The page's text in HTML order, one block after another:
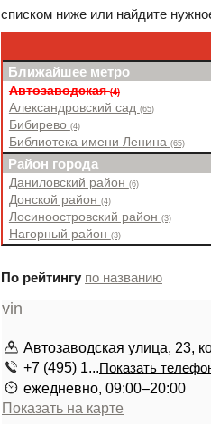
списком ниже или найдите
Ближайшее метро
Автозаводская(4)
Александровский сад (65)
Бибирево (4)
Библиотека имени Ленина (65)
Район города
Даниловский район (6)
Донской район (4)
Лосиноостровский район (3)
Нагорный район (3)
По рейтингу по названию
Автозаводская улица, 23,
+7 (495) 1...Показать
ежедневно, 09:00–20:00
Показать на карте